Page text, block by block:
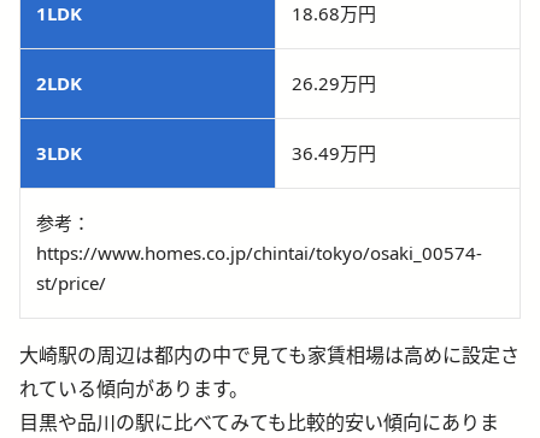
1LDK 18.68万円
2LDK 26.29万円
3LDK 36.49万円
参考：
https://www.homes.co.jp/chintai/tokyo/osaki_00574-
st/price/
大崎駅の周辺は都内の中で見ても家賃相場は高めに設定さ
れている傾向があります。
目黒や品川の駅に比べてみても比較的安い傾向にありま